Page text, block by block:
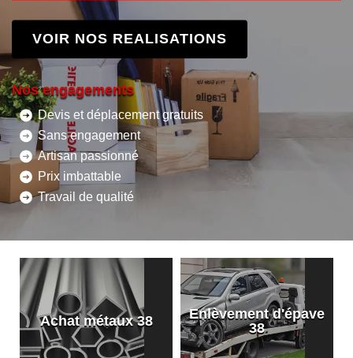
VOIR NOS REALISATIONS
Nos engagements
Devis et déplacement gratuits
Sans engagement
Artisan passionné
Prix imbattable
Travail de qualité
Achat métaux 38
Enlèvement d'épave
38